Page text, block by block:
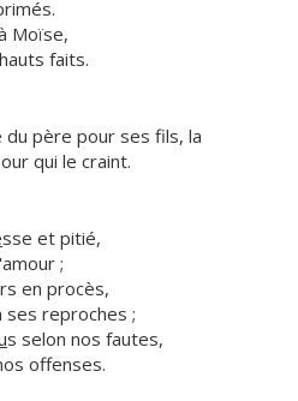
Moïse,
faits.
père pour ses fils, la
qui le craint.
sse et pitié,
;
rs en procès,
ses reproches ;
s selon nos fautes,
offenses.